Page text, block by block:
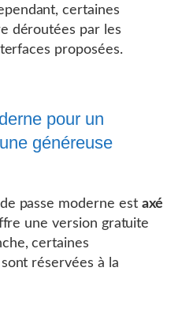
certaines
déroutées par les
proposées.
pour un
généreuse
passe moderne est axé
une version gratuite
certaines
réservées à la